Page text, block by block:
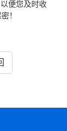
便您及时收
！